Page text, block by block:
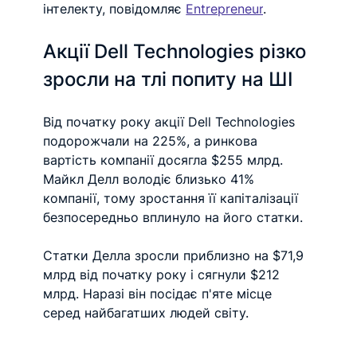
інтелекту, повідомляє Entrepreneur.
Акції Dell Technologies різко
зросли на тлі попиту на ШІ
Від початку року акції Dell Technologies
подорожчали на 225%, а ринкова
вартість компанії досягла $255 млрд.
Майкл Делл володіє близько 41%
компанії, тому зростання її капіталізації
безпосередньо вплинуло на його статки.
Статки Делла зросли приблизно на $71,9
млрд від початку року і сягнули $212
млрд. Наразі він посідає п'яте місце
серед найбагатших людей світу.